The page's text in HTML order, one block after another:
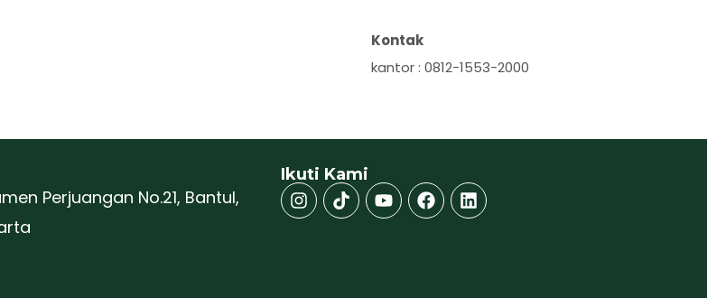
Kontak
kantor : 0812-1553-2000
Perjuangan No.21, Bantul,
Ikuti Kami